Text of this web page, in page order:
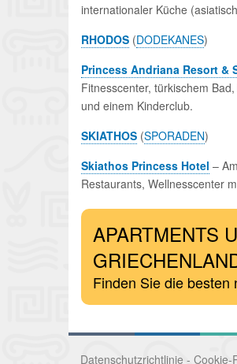
internationaler Küche
RHODOS (DODEKANES)
Princess Andriana Resort &
Fitnesscenter, türkischem
und einem Kinderclub.
SKIATHOS (SPORADEN)
Skiathos Princess Hotel –
Restaurants, Wellnesscenter
APARTMENTS
Finden Sie die
Datenschutzrichtlinie - Cookie-